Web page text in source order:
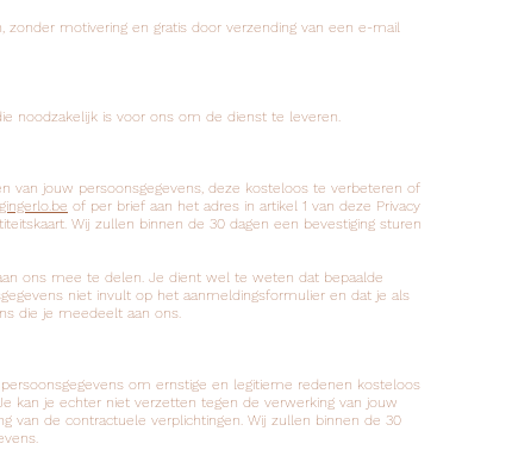
motivering en gratis door verzending van een e-mail
noodzakelijk is voor ons om de dienst te leveren.
jouw persoonsgegevens, deze kosteloos te verbeteren of
of per brief aan het adres in artikel 1 van deze Privacy
Wij zullen binnen de 30 dagen een bevestiging sturen
ons mee te delen. Je dient wel te weten dat bepaalde
niet invult op het aanmeldingsformulier en dat je als
die je meedeelt aan ons.
om ernstige en legitieme redenen kosteloos
kan je echter niet verzetten tegen de verwerking van jouw
van de contractuele verplichtingen. Wij zullen binnen de 30